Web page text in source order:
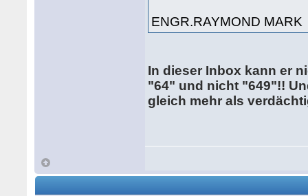
ENGR.RAYMOND MARK
In dieser Inbox kann er
"64" und nicht "649"!!
gleich mehr als